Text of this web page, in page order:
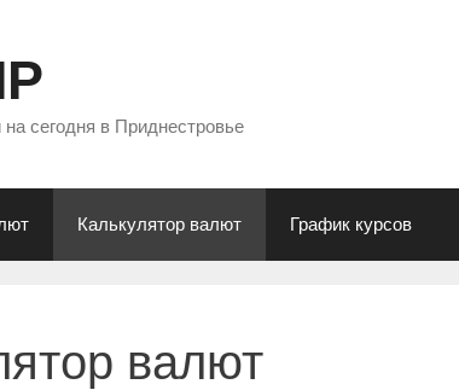
сегодня в Приднестровье
Калькулятор валют График курсов
валют